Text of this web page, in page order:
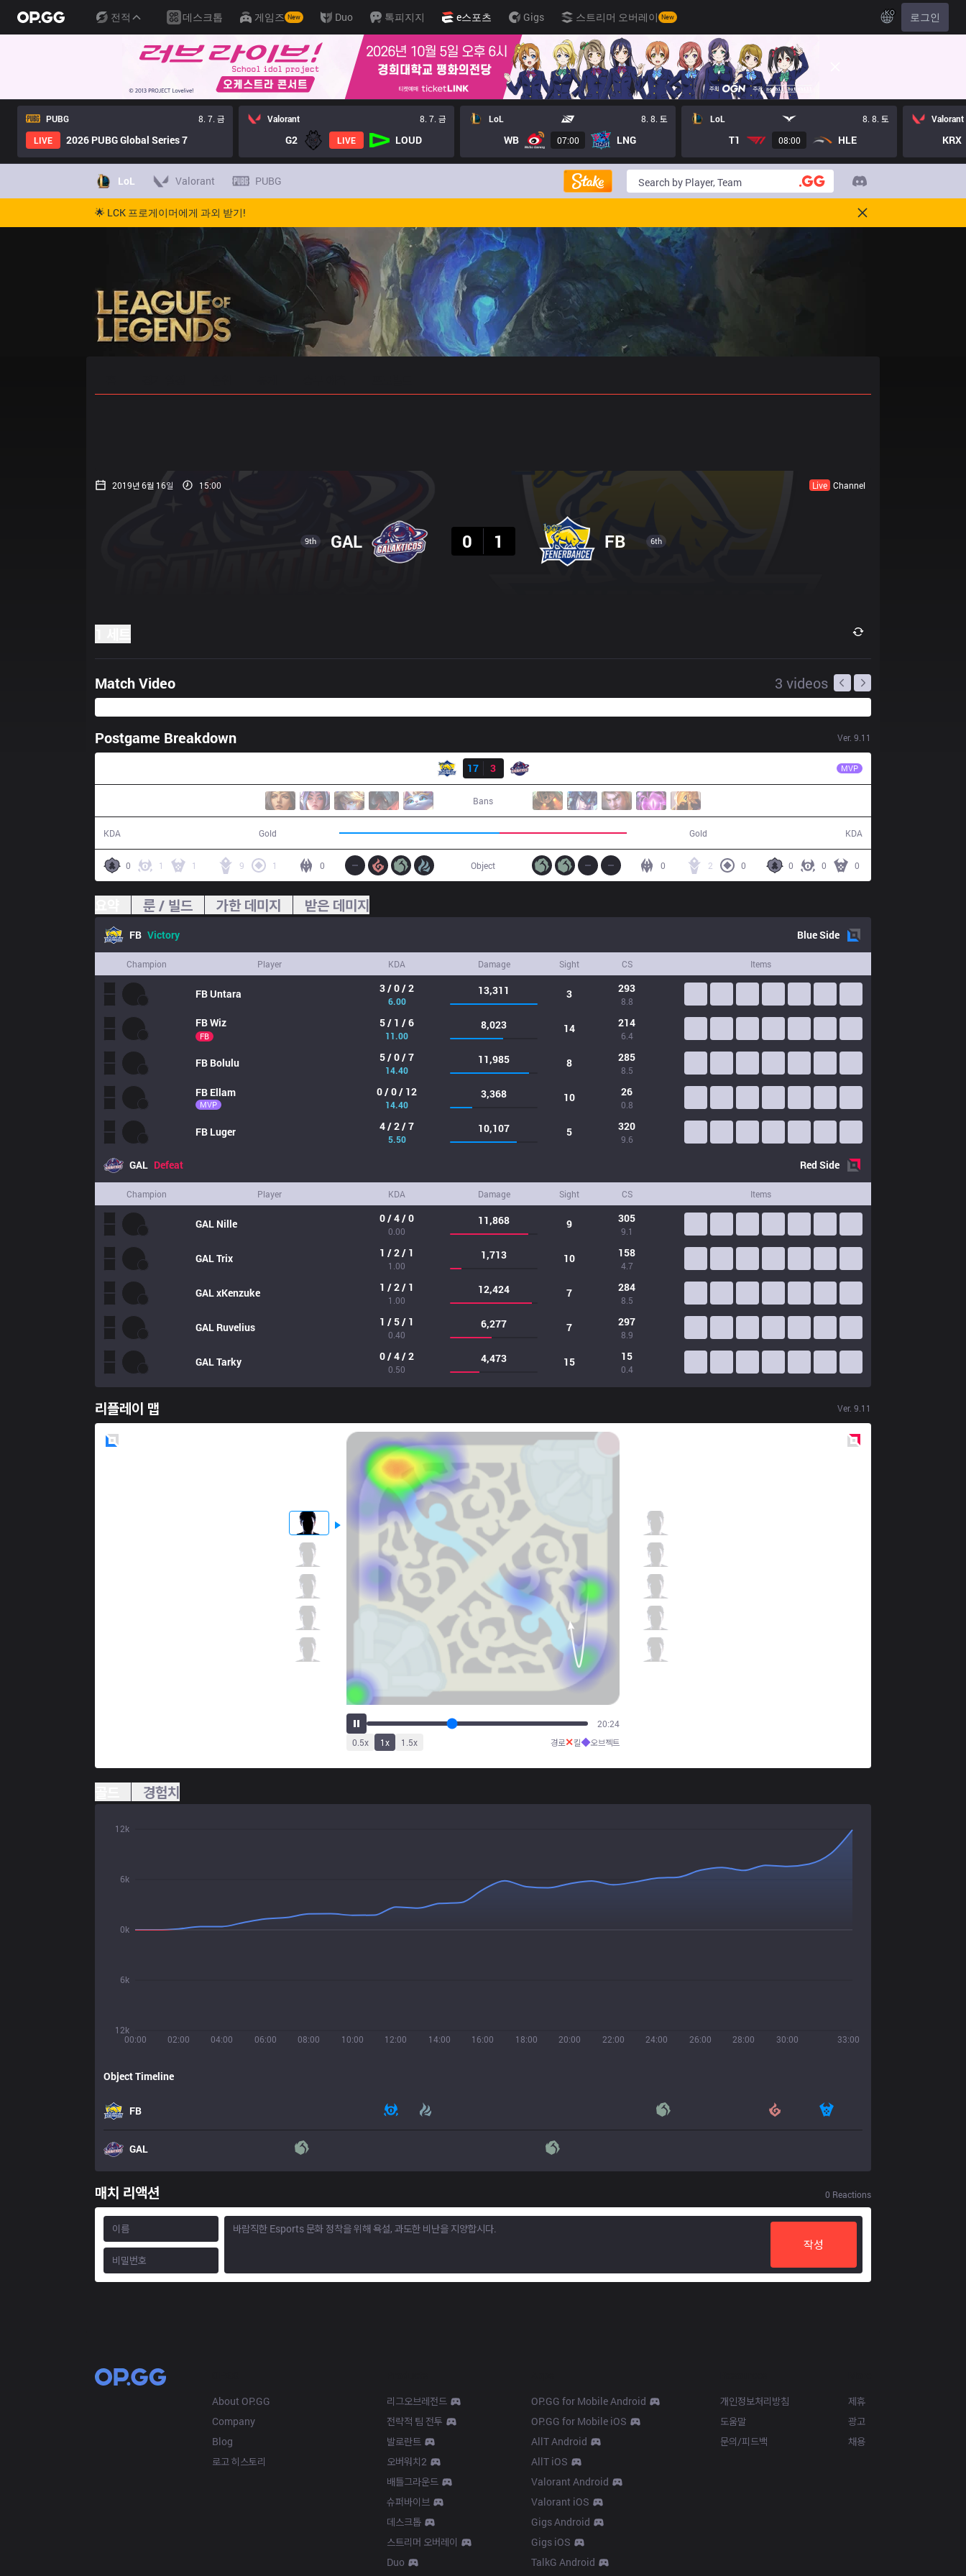
전적 데스크톱 게임즈 New Duo 톡피지지 e스포츠 Gigs 스트리머 오버레이 New KO 로그인
PUBG
8. 7. 금
LIVE
2026 PUBG Global Series 7
Valorant 8. 7. 금
G2 LIVE LOUD
LoL 8. 8. 토
WB 07:00 LNG
LoL 8. 8. 토
T1 08:00 HLE
Valorant
KRX
LoL Valorant PUBG
🌟 LCK 프로게이머에게 과외 받기!
2019년 6월 16일 15:00 Live Channel
9th GAL
0
1 FB 6th
Match Video 3 videos
Postgame Breakdown Ver. 9.11
17
3 MVP
Bans
KDA Gold Gold KDA
0 1 1 9 1 0 0 0 0
2 0
0
Object
룬 / 빌드 가한 데미지 받은 데미지
FB Victory BlueSide
Champion Player KDA Damage Sight CS Items
FBUntara 3 / 0 / 2
6.00
13,311 3 293
8.8
FBWiz
FB
5 / 1 / 6
11.00
8,023 14 214
6.4
FB Bolulu 5 / 0 / 7
14.40
11,985 8 285
8.5
FB Ellam
MVP
0 / 0 / 12
14.40
3,368 10 26
0.8
FB Luger 4 / 2 / 7
5.50
10,107 5 320
9.6
GAL Defeat RedSide
Champion Player KDA Damage Sight CS Items
GAL Nille 0 / 4 / 0
0.00
11,868 9 305
9.1
GALTrix 1 / 2 / 1
1.00
1,713 10 158
4.7
GALxKenzuke 1 / 2 / 1
1.00
12,424 7 284
8.5
GAL Ruvelius 1 / 5 / 1
0.40
6,277 7 297
8.9
GALTarky 0 / 4 / 2
0.50
4,473 15 15
0.4
리플레이 맵 Ver. 9.11
25:36
0.5x 1x 1.5x 경로✕킬◆오브젝트
경험치
00:00 02:00 04:00 06:00 08:00 10:00 12:00 14:00 16:00 18:00 20:00 22:00 24:00 26:00 28:00 30:00 33:00
12k
6k
0k
6k
12k
Object Timeline
FB
GAL
매치 리액션 0 Reactions
작성
About OP.GG
Company
Blog
로고 히스토리
리그오브레전드
전략적 팀 전투
발로란트
오버워치2
배틀그라운드
슈퍼바이브
데스크톱
스트리머 오버레이
Duo
OP.GG for Mobile Android
OP.GG for Mobile iOS
AllT Android
AllT iOS
Valorant Android
Valorant iOS
Gigs Android
Gigs iOS
TalkG Android
개인정보처리방침
도움말
문의/피드백
제휴
광고
채용